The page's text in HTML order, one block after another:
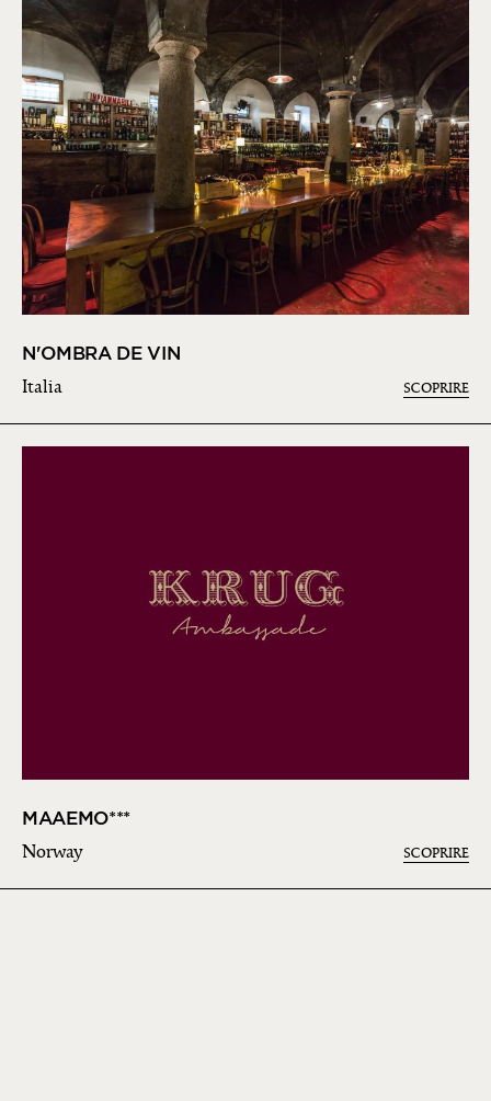
N'OMBRA DE VIN
Italia SCOPRIRE
MAAEMO***
Norway SCOPRIRE